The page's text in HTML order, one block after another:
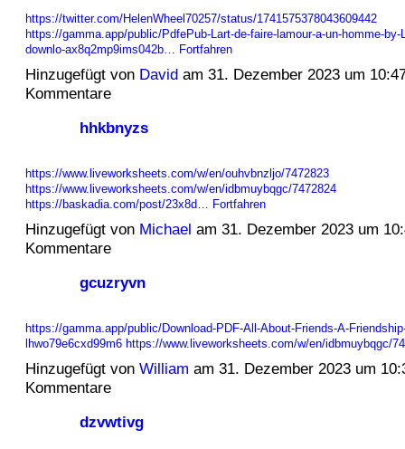
https://twitter.com/HelenWheel70257/status/1741575378043609442
https://gamma.app/public/PdfePub-Lart-de-faire-lamour-a-un-homme-by-
downlo-ax8q2mp9ims042b… Fortfahren
Hinzugefügt von David am 31. Dezember 2023 um
Kommentare
hhkbnyzs
https://www.liveworksheets.com/w/en/ouhvbnzljo/7472823
https://www.liveworksheets.com/w/en/idbmuybqgc/7472824
https://baskadia.com/post/23x8d… Fortfahren
Hinzugefügt von Michael am 31. Dezember 2023 um
Kommentare
gcuzryvn
https://gamma.app/public/Download-PDF-All-About-Friends-A-
lhwo79e6cxd99m6 https://www.liveworksheets.com/w/en/idbmuybqgc/
Hinzugefügt von William am 31. Dezember 2023 um
Kommentare
dzvwtivg